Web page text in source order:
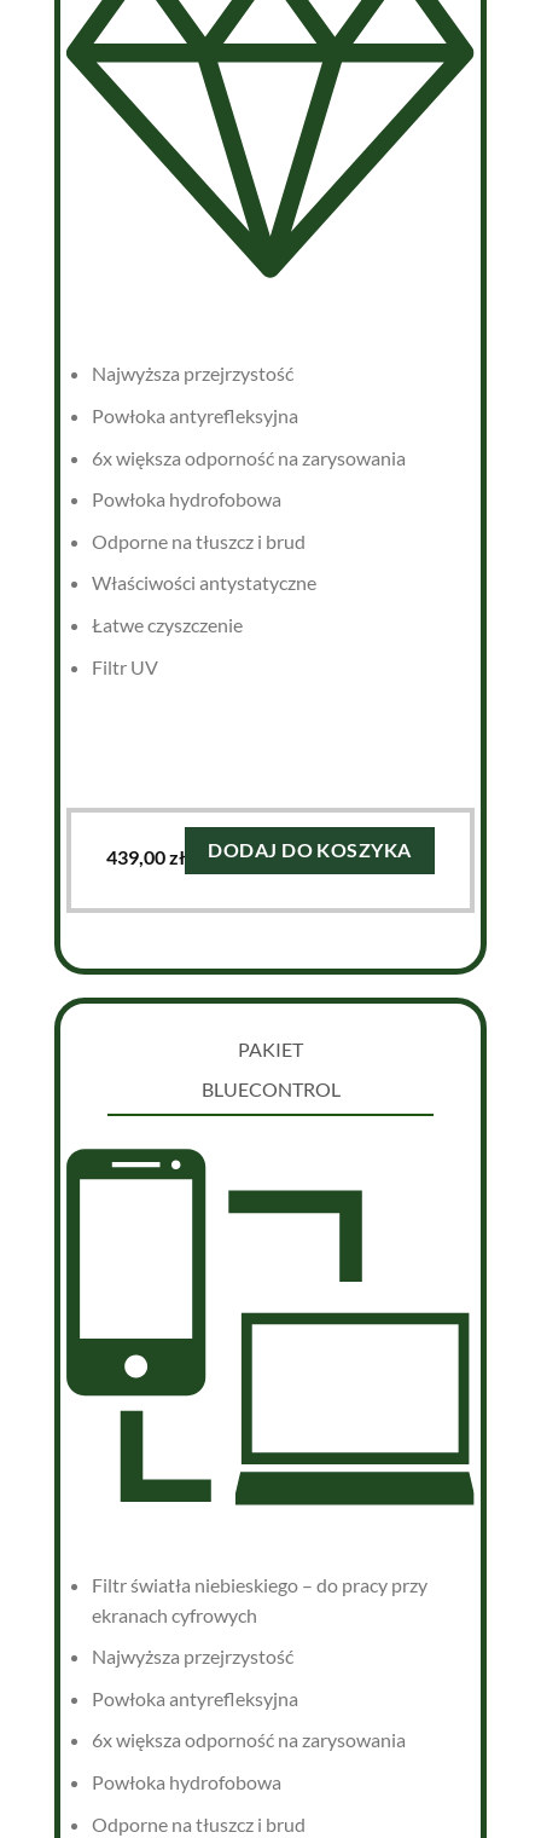
Najwyższa przejrzystość
Powłoka antyrefleksyjna
6x większa odporność na zarysowania
Powłoka hydrofobowa
Odporne na tłuszcz i brud
Właściwości antystatyczne
Łatwe czyszczenie
Filtr UV
439,00zł DODAJ DO KOSZYKA
PAKIET
BLUECONTROL
Filtr światła niebieskiego – do pracy przy
ekranach cyfrowych
Najwyższa przejrzystość
Powłoka antyrefleksyjna
6x większa odporność na zarysowania
Powłoka hydrofobowa
Odporne na tłuszcz i brud